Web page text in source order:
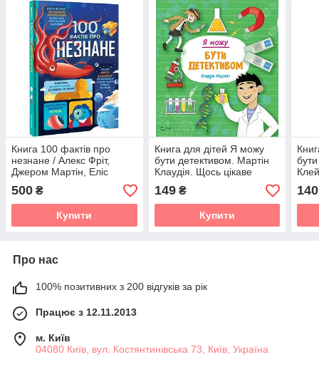
Книга 100 фактів про
незнане / Алекс Фріт,
Джером Мартін, Еліс
Джеймс (українською)
500 ₴
Купити
Книга для дітей Я можу
бути детективом. Мартін
Клаудія. Щось цікаве
(українською)
149₴
Купити
140
Про нас
100% позитивних з 200 відгуків за рік
Працює з 12.11.2013
м. Київ
04080 Київ, вул. Костянтинівська 73, Київ, Україна